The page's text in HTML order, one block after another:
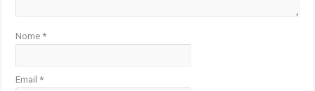
Nome*
Email*